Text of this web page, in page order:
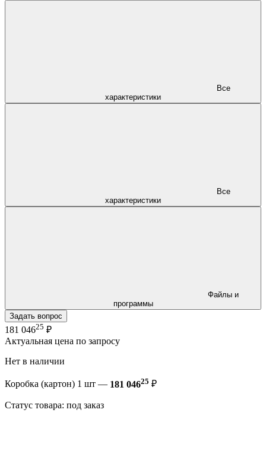
характеристики
характеристики
программы
Задать вопрос
181 04625 ₽
Актуальная цена по запросу
Нет в наличии
Коробка (картон) 1 шт — 181 04625 ₽
Статус товара: под заказ